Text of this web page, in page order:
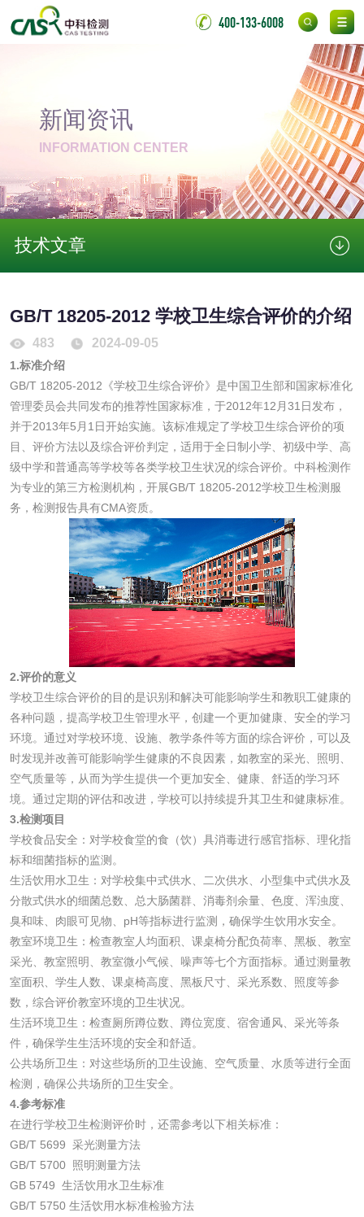
400-133-6008
新闻资讯
INFORMATION CENTER
技术文章
GB/T 18205-2012 学校卫生综合评价的介绍
483 2024-09-05
1.标准介绍
GB/T 18205-2012《学校卫生综合评价》是中国卫生部和国家标准化
管理委员会共同发布的推荐性国家标准，于2012年12月31日发布，
并于2013年5月1日开始实施。该标准规定了学校卫生综合评价的项
目、评价方法以及综合评价判定，适用于全日制小学、初级中学、高
级中学和普通高等学校等各类学校卫生状况的综合评价。中科检测作
为专业的第三方检测机构，开展GB/T 18205-2012学校卫生检测服
务，检测报告具有CMA资质。
2.评价的意义
学校卫生综合评价的目的是识别和解决可能影响学生和教职工健康的
各种问题，提高学校卫生管理水平，创建一个更加健康、安全的学习
环境。通过对学校环境、设施、教学条件等方面的综合评价，可以及
时发现并改善可能影响学生健康的不良因素，如教室的采光、照明、
空气质量等，从而为学生提供一个更加安全、健康、舒适的学习环
境。通过定期的评估和改进，学校可以持续提升其卫生和健康标准。
3.检测项目
学校食品安全：对学校食堂的食（饮）具消毒进行感官指标、理化指
标和细菌指标的监测。
生活饮用水卫生：对学校集中式供水、二次供水、小型集中式供水及
分散式供水的细菌总数、总大肠菌群、消毒剂余量、色度、浑浊度、
臭和味、肉眼可见物、pH等指标进行监测，确保学生饮用水安全。
教室环境卫生：检查教室人均面积、课桌椅分配负荷率、黑板、教室
采光、教室照明、教室微小气候、噪声等七个方面指标。通过测量教
室面积、学生人数、课桌椅高度、黑板尺寸、采光系数、照度等参
数，综合评价教室环境的卫生状况。
生活环境卫生：检查厕所蹲位数、蹲位宽度、宿舍通风、采光等条
件，确保学生生活环境的安全和舒适。
公共场所卫生：对这些场所的卫生设施、空气质量、水质等进行全面
检测，确保公共场所的卫生安全。
4.参考标准
在进行学校卫生检测评价时，还需参考以下相关标准：
GB/T 5699 采光测量方法
GB/T 5700 照明测量方法
GB 5749 生活饮用水卫生标准
GB/T 5750 生活饮用水标准检验方法
金属硬度测试
喷嘴检测
气弹簧检测
伸缩警棍检测
光触媒检测
消毒产品
成分分析配方研发 驱蚊检测
防霉检测 霉菌污染分析
消毒产品备案 防螨除螨检测
微生物检测
化妆品
化妆品眼刺激试验 化妆品皮肤刺激试
验
性试验
应试验
验
日化产品
洗衣液检测 洗涤剂检测
花露水检测 蚊香液检测
清洗剂检测
洗手液检测
水处理剂
水处理药剂检测